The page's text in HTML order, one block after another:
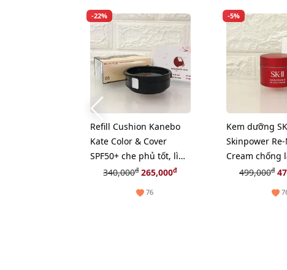
-22%
Refill Cushion Kanebo
Kate Color & Cover
SPF50+ che phủ tốt, lì
mịn, #05 sáng tự nhiên.
340,000đ265,000đ
76
-5%
Kem dưỡng
Skinpower
Cream chống
phục hồi
499,000đ